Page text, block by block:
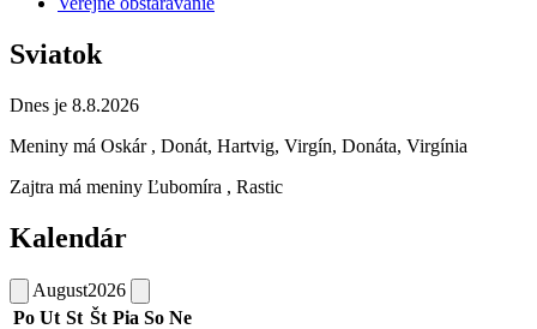
Sviatok
Dnes je 8.8.2026
Meniny má Oskár , Donát, Hartvig, Virgín, Donáta, Virgínia
Zajtra má meniny Ľubomíra , Rastic
Kalendár
August2026
Po Ut St Št Pia So Ne